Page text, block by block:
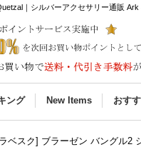
｜シルバーアクセサリー通販
ング New Items おす
ベスク] ブラーゼン バングル2